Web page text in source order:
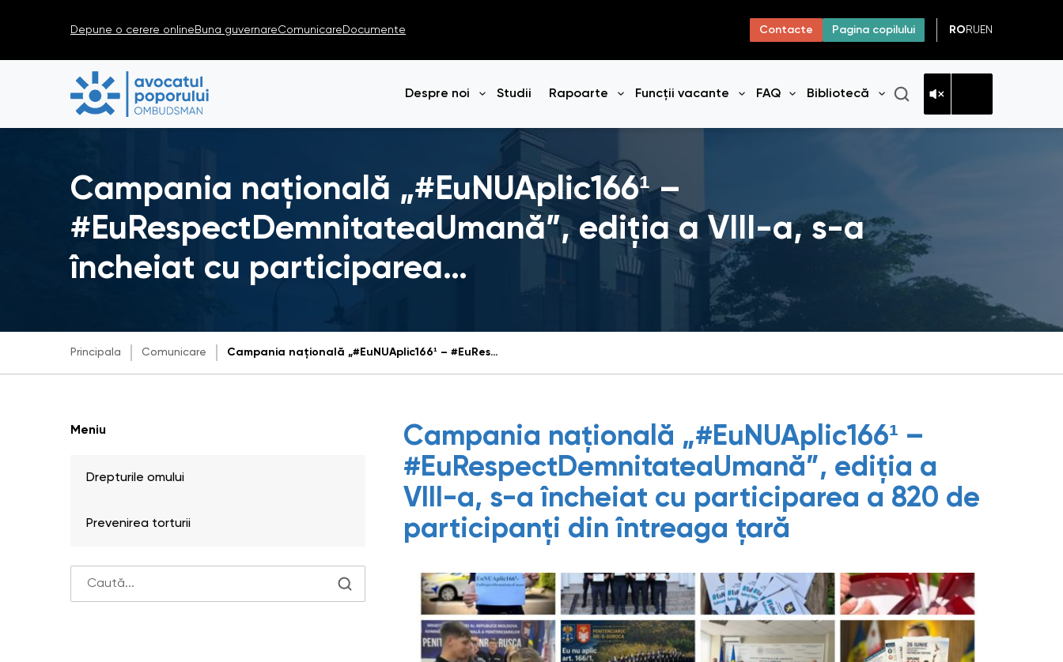
Depune o cerere online Buna guvernareComunicare Documente Contacte Pagina copilului RO RU EN
Despre noi
Deschide meniul
Studii Rapoarte
Deschide meniul
Funcții vacante FAQ
Deschide meniul
Bibliotecă
Deschide meniul
Campania națională „#EuNUAplic166¹ –
#EuRespectDemnitateaUmană”, ediția a VIII-a, s-a
încheiat cu participarea…
Principala Comunicare Campania națională „#EuNUAplic166¹ – #EuRespectDemnitateaUmană”, ediția a VIII-a, s-a încheiat cu participarea a 820 de participanți din întreaga țară
Campania națională „#EuNUAplic166¹ –
#EuRespectDemnitateaUmană”, ediția a
VIII-a, s-a încheiat cu participarea a 820 de
participanți din întreaga țară
Meniu
Drepturile omului
Prevenirea torturii